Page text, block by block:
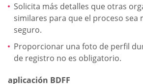
Solicita más detalles que otras
similares para que el proceso sea
seguro.
Proporcionar una foto de perfil
de registro no es obligatorio.
aplicación BDFF